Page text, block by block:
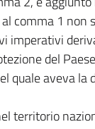
comma 1
imperativi
del
quale aveva la
territorio